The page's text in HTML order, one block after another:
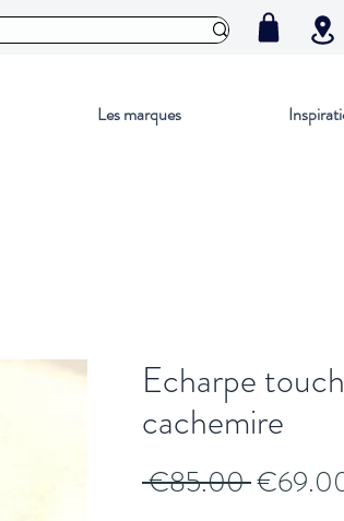
Les marques
Echarpe
cachemire
€85.00 Regular